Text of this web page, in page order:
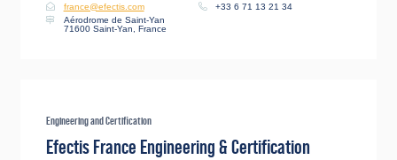
france@efectis.com
+33 6 71 13 21 34
Aérodrome de Saint-Yan
71600 Saint-Yan, France
Engineering and Certification
Efectis France Engineering & Certification